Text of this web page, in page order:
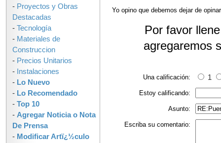
Yo opino que debemos dejar de
Por favor
agregaremos
Una calificación: 1
Estoy calificando:
Asunto:
Escriba su comentario:
- Proyectos y Obras
Destacadas
- Tecnología
- Materiales de
Construccion
- Precios Unitarios
- Instalaciones
- Lo Nuevo
- Lo Recomendado
- Top 10
- Agregar Noticia o Nota
De Prensa
- Modificar Artï¿½culo